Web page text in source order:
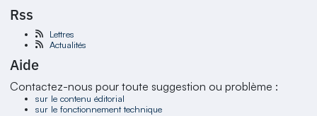
Rss
Lettres
Actualités
Aide
Contactez-nous pour toute suggestion ou problème :
sur le contenu éditorial
sur le fonctionnement technique